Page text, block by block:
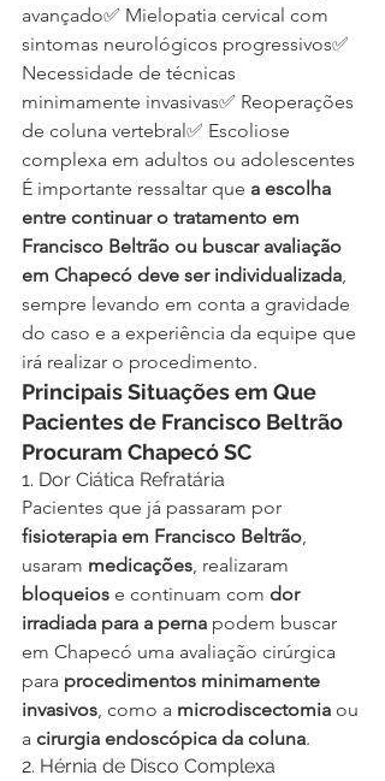
avançado✅ Mielopatia cervical com
sintomas neurológicos progressivos✅
Necessidade de técnicas
minimamente invasivas✅ Reoperações
de coluna vertebral✅ Escoliose
complexa em adultos ou adolescentes
É importante ressaltar que a escolha
entre continuar o tratamento em
Francisco Beltrão ou buscar avaliação
em Chapecó deve ser individualizada,
sempre levando em conta a gravidade
do caso e a experiência da equipe que
irá realizar o procedimento.
Principais Situações em Que
Pacientes de Francisco Beltrão
Procuram Chapecó SC
1. Dor Ciática Refratária
Pacientes que já passaram por
fisioterapia em Francisco Beltrão,
usaram medicações, realizaram
bloqueios e continuam com dor
irradiada para a perna podem buscar
em Chapecó uma avaliação cirúrgica
para procedimentos minimamente
invasivos, como a microdiscectomia ou
a cirurgia endoscópica da coluna.
2. Hérnia de Disco Complexa